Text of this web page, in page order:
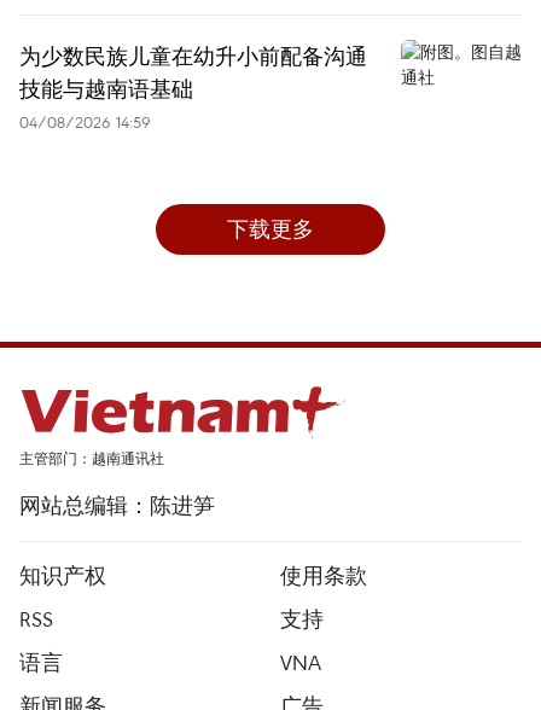
为少数民族儿童在幼升小前配备沟通
技能与越南语基础
04/08/2026 14:59
下载更多
主管部门：越南通讯社
网站总编辑：陈进笋
知识产权
使用条款
RSS
支持
语言
VNA